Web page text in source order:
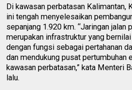
Di kawasan perbatasan Kalimantan,
ini tengah menyelesaikan
sepanjang 1.920 km. “Jaringan jalan
merupakan infrastruktur yang
dengan fungsi sebagai pertahanan
dan mendukung pusat pertumbuhan
kawasan perbatasan,” kata Menteri
lalu.